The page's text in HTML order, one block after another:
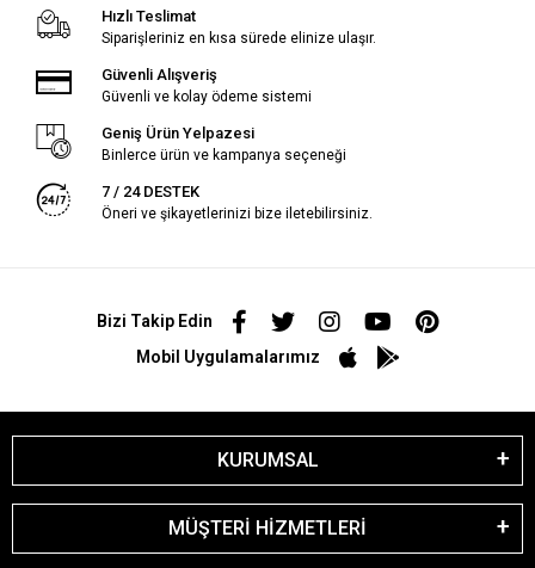
Hızlı Teslimat
Siparişleriniz en kısa sürede elinize ulaşır.
Güvenli Alışveriş
Güvenli ve kolay ödeme sistemi
Geniş Ürün Yelpazesi
Binlerce ürün ve kampanya seçeneği
7 / 24 DESTEK
Öneri ve şikayetlerinizi bize iletebilirsiniz.
Bizi Takip Edin
Mobil Uygulamalarımız
KURUMSAL
MÜŞTERİ HİZMETLERİ